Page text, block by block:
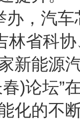
办，汽
林省科
新能源
)论坛”
化的不